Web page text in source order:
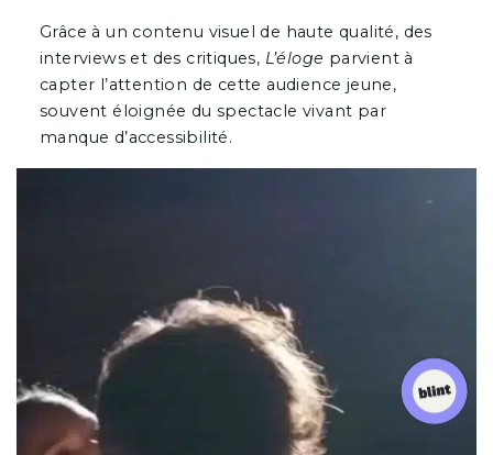
Grâce à un contenu visuel de haute qualité, des
interviews et des critiques, L’éloge parvient à
capter l’attention de cette audience jeune,
souvent éloignée du spectacle vivant par
manque d’accessibilité.